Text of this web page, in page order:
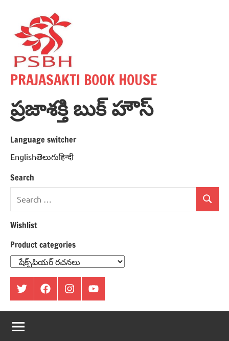
content
PRAJASAKTI BOOK HOUSE
ప్రజాశక్తి బుక్ హౌస్
Language switcher
Englishతెలుగుहिन्दी
Search
Search
for:
Search
Wishlist
Product categories
ట్విట్టర్
ఫేస్
బుక్
ఇంస్టాగ్రామ్యూట్యూబ్